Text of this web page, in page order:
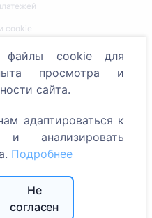
cookie
файлы cookie для
просмотра и
сайта.
адаптироваться к
анализировать
Подробнее
Не
согласен